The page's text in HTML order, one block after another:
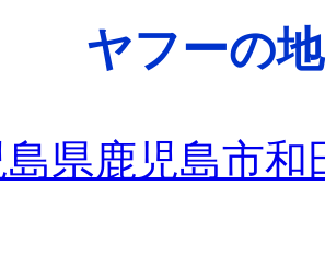
ヤフーの
島県鹿児島市和